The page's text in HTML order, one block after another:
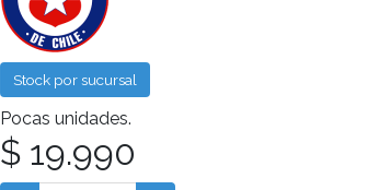
Stock por sucursal
Pocas unidades.
$ 19.990